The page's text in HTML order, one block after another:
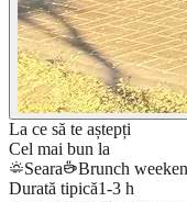
La ce să te aștepți
Cel mai bun la
Seara
Brunch
Durată tipică1-3 h